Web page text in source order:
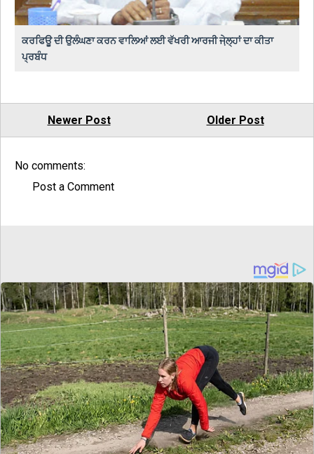
ਕਰਫਿਊ ਦੀ ਉਲੰਘਣਾ ਕਰਨ ਵਾਲਿਆਂ ਲਈ ਵੱਖਰੀ ਆਰਜੀ ਜੇ਼ਲ੍ਹਾਂ ਦਾ ਕੀਤਾ
ਪ੍ਰਬੰਧ
Newer Post Older Post
No comments:
Post a Comment